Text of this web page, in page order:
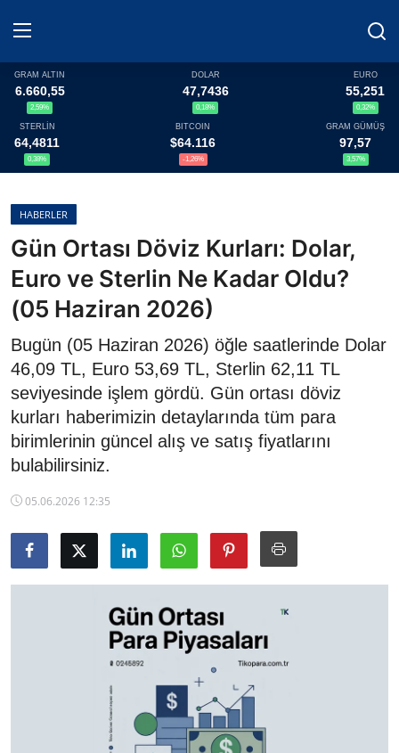
Haberler
Döviz
Altın Fiyatları
Döviz Kurları
Fonlar
Kripto Paralar
Çeviriciler
TCMB Kurları
Emtia Fiyatları
Kapalı Çarşı
Şirket Haberleri
GRAM ALTIN
6.660,55
2,59%
DOLAR
47,7436
0,18%
EURO
55,251
0,32%
STERLİN
64,4811
0,38%
BITCOIN
$64.116
-1,26%
GRAM GÜMÜŞ
97,57
3,57%
HABERLER
Gün Ortası Döviz Kurları: Dolar,
Euro ve Sterlin Ne Kadar Oldu?
(05 Haziran 2026)
Bugün (05 Haziran 2026) öğle saatlerinde Dolar
46,09 TL, Euro 53,69 TL, Sterlin 62,11 TL
seviyesinde işlem gördü. Gün ortası döviz
kurları haberimizin detaylarında tüm para
birimlerinin güncel alış ve satış fiyatlarını
bulabilirsiniz.
05.06.2026 12:35